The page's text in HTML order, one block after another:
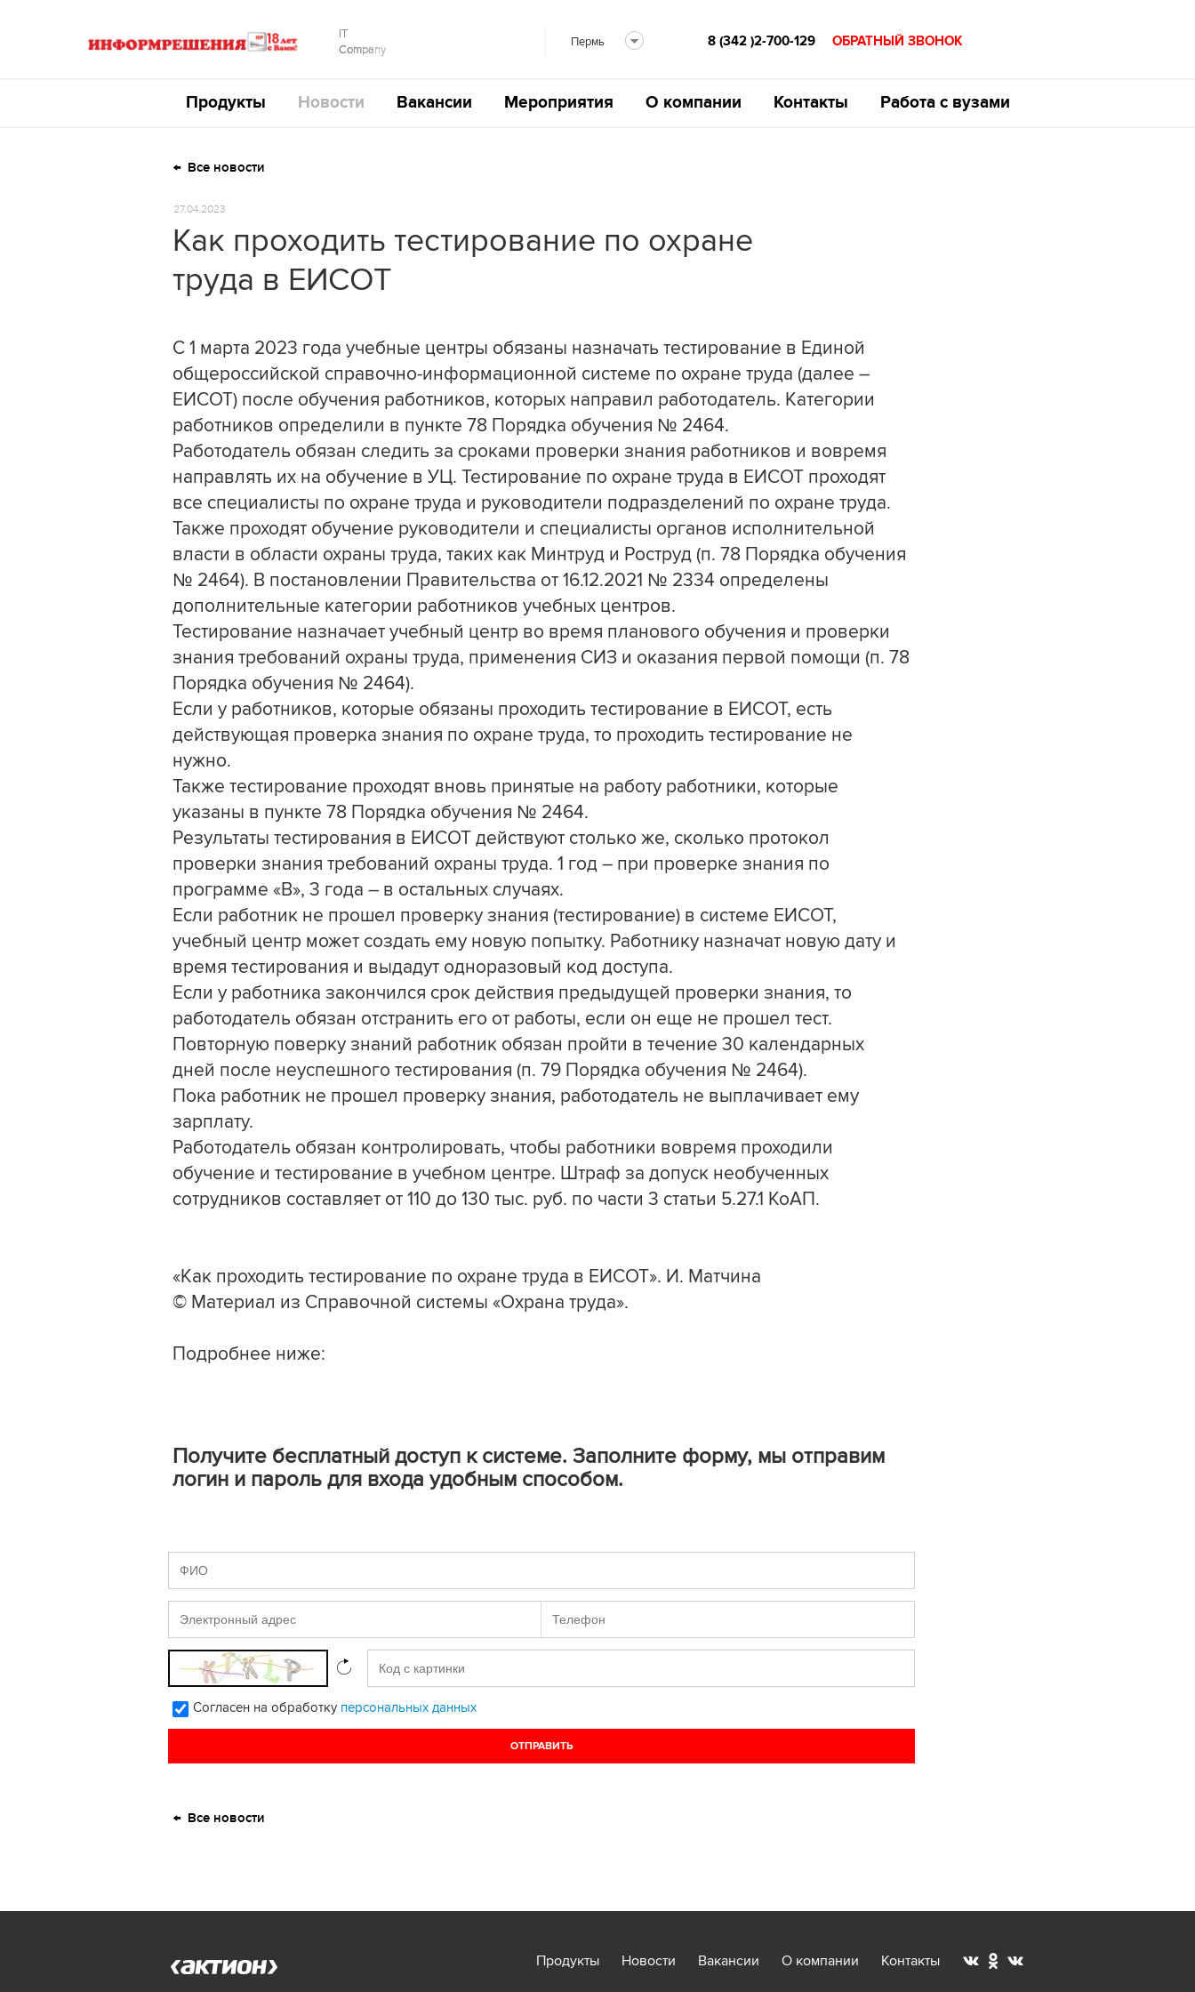
IT
Company
Пермь 8 (342 )2-700-129 ОБРАТНЫЙ ЗВОНОК
Продукты Новости Вакансии Мероприятия О компании Контакты Работа с вузами
Все новости
27.04.2023
Как проходить тестирование по охране
труда в ЕИСОТ
С 1 марта 2023 года учебные центры обязаны назначать тестирование в Единой
общероссийской справочно-информационной системе по охране труда (далее –
ЕИСОТ) после обучения работников, которых направил работодатель. Категории
работников определили в пункте 78 Порядка обучения № 2464.
Работодатель обязан следить за сроками проверки знания работников и вовремя
направлять их на обучение в УЦ. Тестирование по охране труда в ЕИСОТ проходят
все специалисты по охране труда и руководители подразделений по охране труда.
Также проходят обучение руководители и специалисты органов исполнительной
власти в области охраны труда, таких как Минтруд и Роструд (п. 78 Порядка обучения
№ 2464). В постановлении Правительства от 16.12.2021 № 2334 определены
дополнительные категории работников учебных центров.
Тестирование назначает учебный центр во время планового обучения и проверки
знания требований охраны труда, применения СИЗ и оказания первой помощи (п. 78
Порядка обучения № 2464).
Если у работников, которые обязаны проходить тестирование в ЕИСОТ, есть
действующая проверка знания по охране труда, то проходить тестирование не
нужно.
Также тестирование проходят вновь принятые на работу работники, которые
указаны в пункте 78 Порядка обучения № 2464.
Результаты тестирования в ЕИСОТ действуют столько же, сколько протокол
проверки знания требований охраны труда. 1 год – при проверке знания по
программе «В», 3 года – в остальных случаях.
Если работник не прошел проверку знания (тестирование) в системе ЕИСОТ,
учебный центр может создать ему новую попытку. Работнику назначат новую дату и
время тестирования и выдадут одноразовый код доступа.
Если у работника закончился срок действия предыдущей проверки знания, то
работодатель обязан отстранить его от работы, если он еще не прошел тест.
Повторную поверку знаний работник обязан пройти в течение 30 календарных
дней после неуспешного тестирования (п. 79 Порядка обучения № 2464).
Пока работник не прошел проверку знания, работодатель не выплачивает ему
зарплату.
Работодатель обязан контролировать, чтобы работники вовремя проходили
обучение и тестирование в учебном центре. Штраф за допуск необученных
сотрудников составляет от 110 до 130 тыс. руб. по части 3 статьи 5.27.1 КоАП.
«Как проходить тестирование по охране труда в ЕИСОТ». И. Матчина
© Материал из Справочной системы «Охрана труда».
Подробнее ниже:
Получите бесплатный доступ к системе. Заполните форму, мы отправим
логин и пароль для входа удобным способом.
Согласен на обработку персональных данных
Все новости
Продукты Новости Вакансии О компании Контакты